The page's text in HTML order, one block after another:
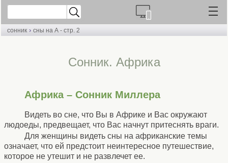
сонник › сны на А - стр. 2
Cонник. Африка
Африка – Сонник Миллера
Видеть во сне, что Вы в Африке и Вас окружают
людоеды, предвещает, что Вас начнут притеснять враги.
Для женщины видеть сны на африканские темы
означает, что ей предстоит неинтересное путешествие,
которое не утешит и не развлечет ее.